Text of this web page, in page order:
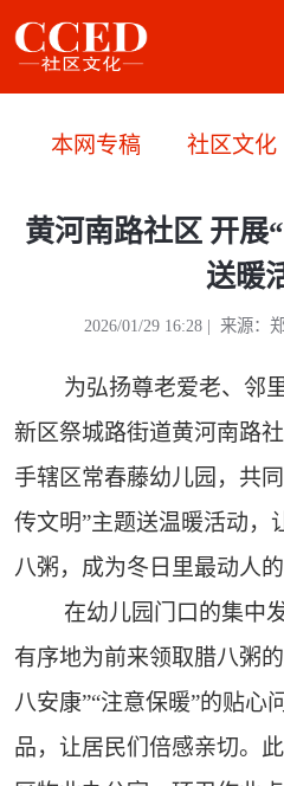
本网专稿 社区文化
黄河南路社区 开展
送暖
2026/01/29 16:28 | 来源：
为弘扬尊老爱老、邻
新区祭城路街道黄河南路
手辖区常春藤幼儿园，共
传文明”主题送温暖活动，
八粥，成为冬日里最动人的
在幼儿园门口的集中
有序地为前来领取腊八粥
八安康”“注意保暖”的贴心
品，让居民们倍感亲切。